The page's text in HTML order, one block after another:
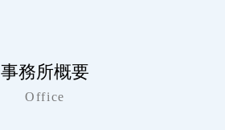
事務所概要
Office